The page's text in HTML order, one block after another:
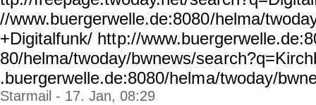
//www.buergerwelle.de:8080/helma/
+Digitalfunk/ http://
80/helma/twoday/bwnews/sea
.buergerwelle.de:8080/helma/twoday/
Starmail - 17. Jan, 08:29